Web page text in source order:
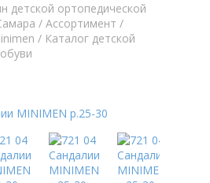
детской ортопедической
/ Aссортимент /
/ Каталог детской